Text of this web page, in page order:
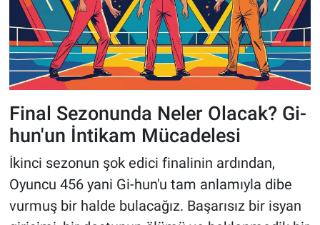
Final Sezonunda Neler Olacak? Gi-
hun'un İntikam Mücadelesi
İkinci sezonun şok edici finalinin ardından,
Oyuncu 456 yani Gi-hun'u tam anlamıyla dibe
vurmuş bir halde bulacağız. Başarısız bir isyan